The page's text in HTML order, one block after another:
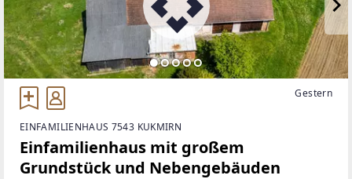
Gestern
EINFAMILIENHAUS 7543 KUKMIRN
Einfamilienhaus mit großem
Grundstück und Nebengebäuden